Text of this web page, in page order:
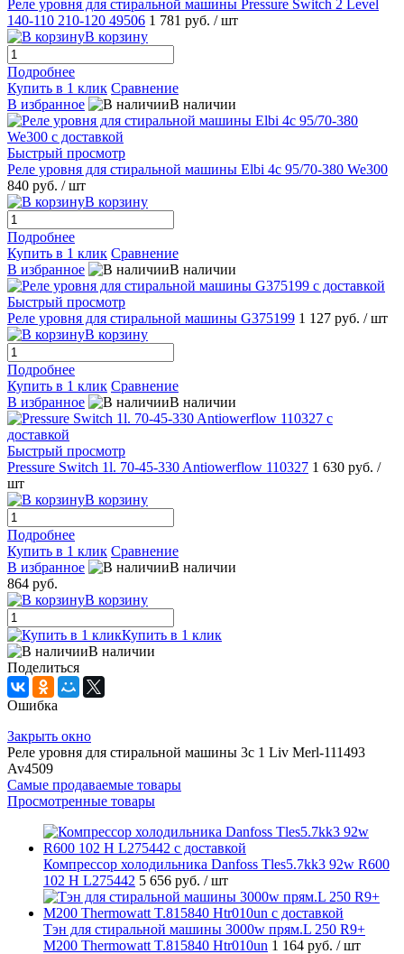
Реле уровня для стиральной машины Pressure Switch 2 Level
140-110 210-120 49506 1 781 руб. / шт
В корзину
Подробнее
Купить в 1 клик Сравнение
В избранное
В наличии
Быстрый просмотр
Реле уровня для стиральной машины Elbi 4c 95/70-380 We300
840 руб. / шт
В корзину
Подробнее
Купить в 1 клик Сравнение
В избранное
В наличии
Быстрый просмотр
Реле уровня для стиральной машины G375199 1 127 руб. / шт
В корзину
Подробнее
Купить в 1 клик Сравнение
В избранное
В наличии
Быстрый просмотр
Pressure Switch 1l. 70-45-330 Antiowerflow 110327 1 630 руб. /
шт
В корзину
Подробнее
Купить в 1 клик Сравнение
В избранное
В наличии
864 руб.
В корзину
Купить в 1 клик
В наличии
Поделиться
Ошибка
Закрыть окно
Реле уровня для стиральной машины 3c 1 Liv Merl-111493
Av4509
Самые продаваемые товары
Просмотренные товары
Компрессор холодильника Danfoss Tles5.7kk3 92w R600
102 H L275442 5 656 руб. / шт
Тэн для стиральной машины 3000w прям.L 250 R9+
M200 Thermowatt T.815840 Htr010un 1 164 руб. / шт